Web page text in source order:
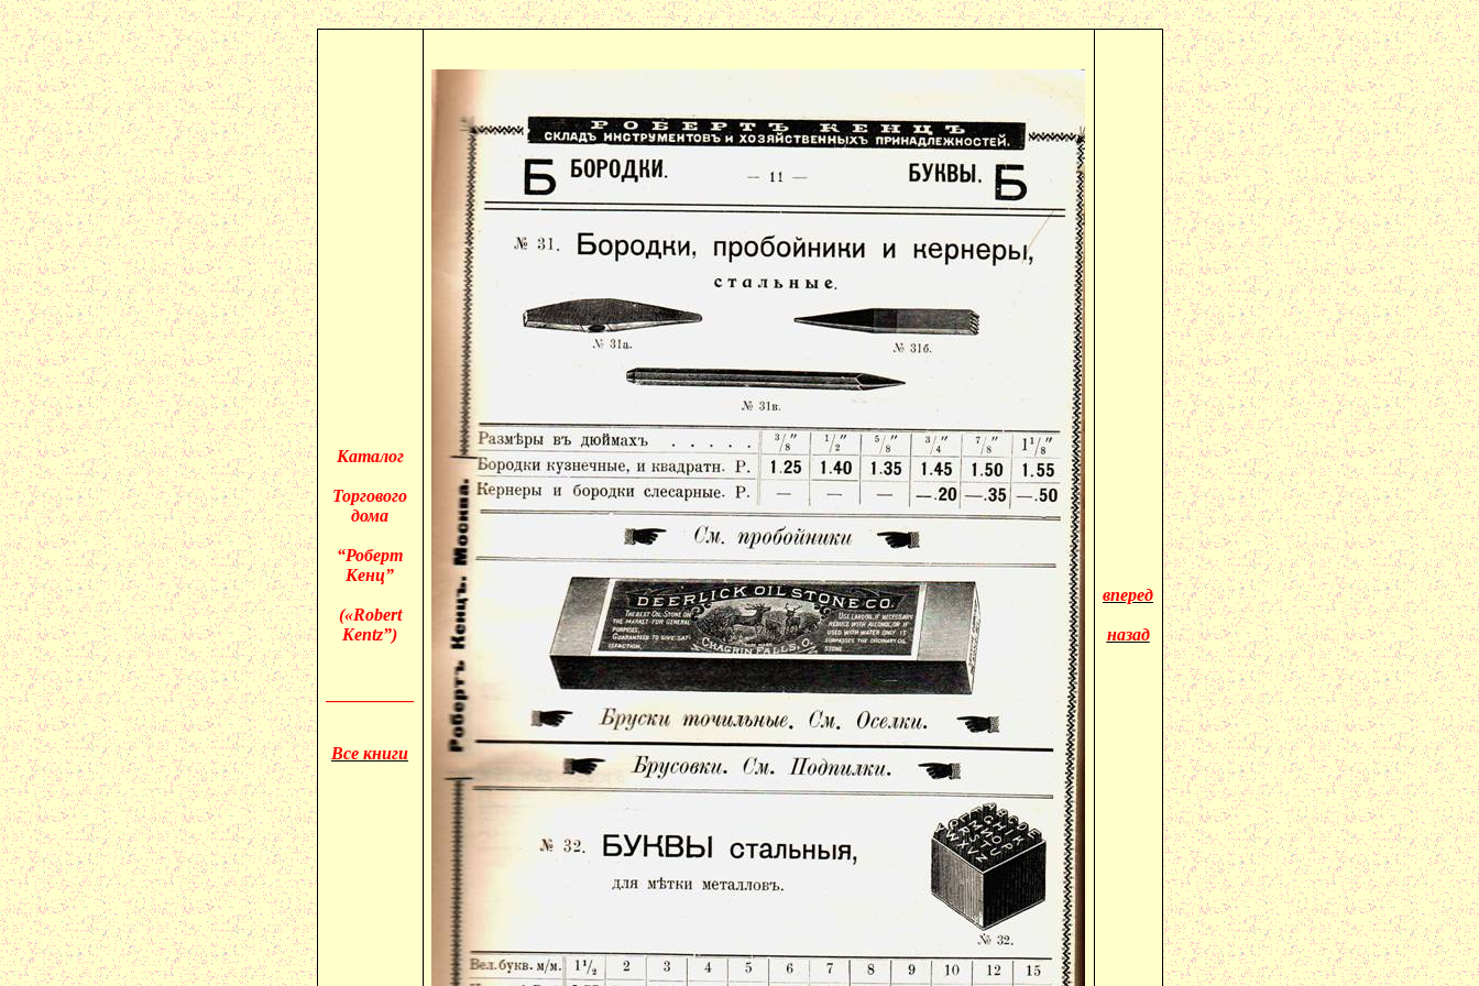
Каталог
Торгового
дома
“Роберт
Кенц”
(«Robert
Kentz”)
Все книги
вперед
назад